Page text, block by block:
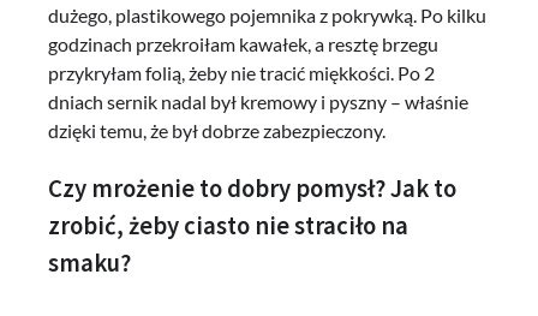
dużego, plastikowego pojemnika z pokrywką. Po kilku
godzinach przekroiłam kawałek, a resztę brzegu
przykryłam folią, żeby nie tracić miękkości. Po 2
dniach sernik nadal był kremowy i pyszny – właśnie
dzięki temu, że był dobrze zabezpieczony.
Czy mrożenie to dobry pomysł? Jak to
zrobić, żeby ciasto nie straciło na
smaku?